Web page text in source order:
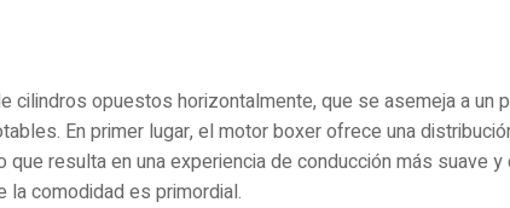
cilindros opuestos horizontalmente, que se asemeja a un
En primer lugar, el motor boxer ofrece una
resulta en una experiencia de conducción más suave
comodidad es primordial.